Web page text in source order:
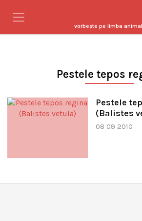
vorbeşte pe limba
Pestele tepos
Pestele
(Balistes
08 09 2010